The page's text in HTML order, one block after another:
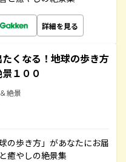
詳細を見る
くなる！地球の歩き方
１００
絶景
の歩き方」があなたにお届
癒やしの絶景集